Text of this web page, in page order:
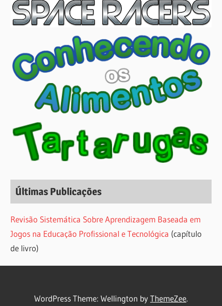
Últimas Publicações
Revisão Sistemática Sobre Aprendizagem Baseada em
Jogos na Educação Profissional e Tecnológica (capítulo
de livro)
WordPress Theme: Wellington byThemeZee.